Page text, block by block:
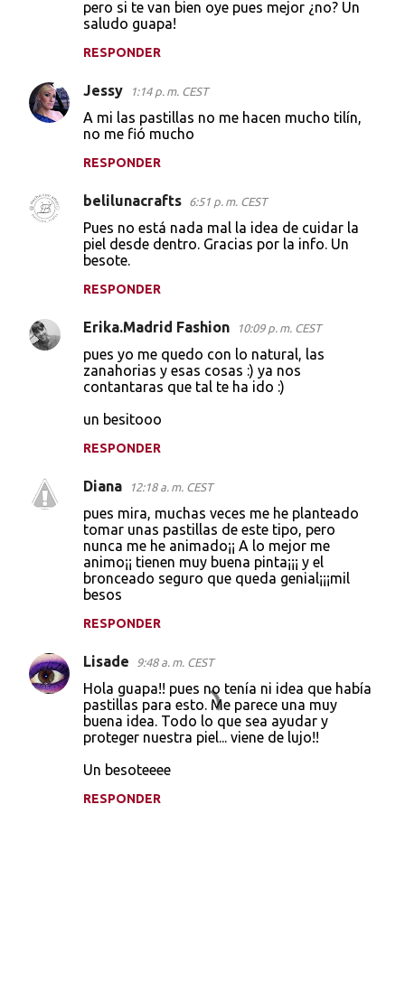
pero si te van bien oye pues mejor ¿no? Un
saludo guapa!
RESPONDER
Jessy 1:14 p. m. CEST
A mi las pastillas no me hacen mucho tilín,
no me fió mucho
RESPONDER
belilunacrafts 6:51 p. m. CEST
Pues no está nada mal la idea de cuidar la
piel desde dentro. Gracias por la info. Un
besote.
RESPONDER
Erika.Madrid Fashion 10:09 p. m. CEST
pues yo me quedo con lo natural, las
zanahorias y esas cosas :) ya nos
contantaras que tal te ha ido :)
un besitooo
RESPONDER
Diana 12:18 a. m. CEST
pues mira, muchas veces me he planteado
tomar unas pastillas de este tipo, pero
nunca me he animado¡¡ A lo mejor me
animo¡¡ tienen muy buena pinta¡¡¡ y el
bronceado seguro que queda genial¡¡¡mil
besos
RESPONDER
Lisade 9:48 a. m. CEST
Hola guapa!! pues no tenía ni idea que había
pastillas para esto. Me parece una muy
buena idea. Todo lo que sea ayudar y
proteger nuestra piel... viene de lujo!!
Un besoteeee
RESPONDER